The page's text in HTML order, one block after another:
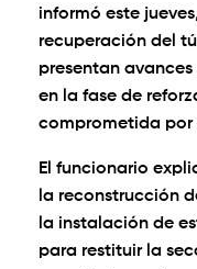
informó este
recuperación del
presentan
en la fase de
comprometida por
El funcionario
la reconstrucción
la instalación de
para restituir la